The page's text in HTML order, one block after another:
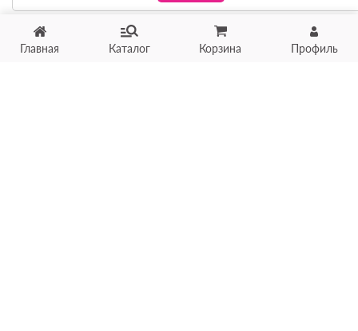
Главная Каталог Корзина Профиль